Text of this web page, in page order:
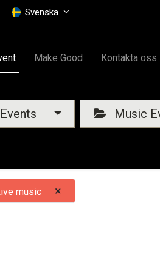
Svenska
Make Good Kontakta oss
Music
music ×